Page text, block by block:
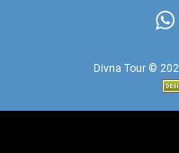
Divna Tour ©